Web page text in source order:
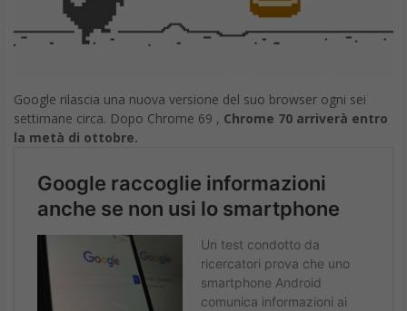
Google rilascia una nuova versione del suo browser ogni sei
settimane circa. Dopo Chrome 69 , Chrome 70 arriverà entro
la metà di ottobre.